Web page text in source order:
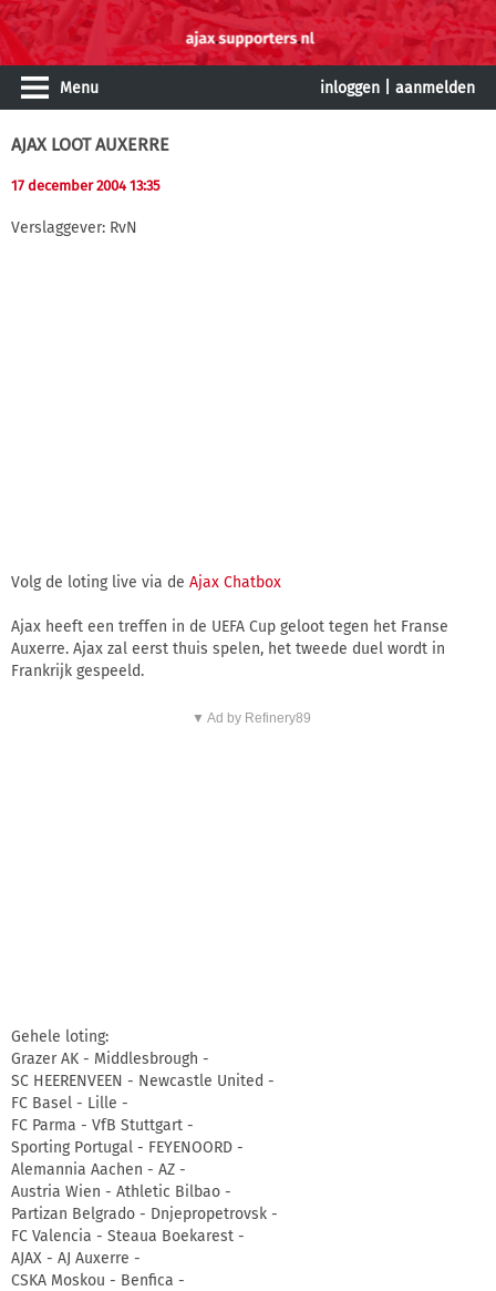
Menu inloggen aanmelden
AJAX LOOT AUXERRE
17 december 2004 13:35
Verslaggever: RvN
Volg de loting live via de Ajax Chatbox
Ajax heeft een treffen in de UEFA Cup geloot tegen het Franse
Auxerre. Ajax zal eerst thuis spelen, het tweede duel wordt in
Frankrijk gespeeld.
▼ Ad by Refinery89
Gehele loting:
Grazer AK - Middlesbrough -
SC HEERENVEEN - Newcastle United -
FC Basel - Lille -
FC Parma - VfB Stuttgart -
Sporting Portugal - FEYENOORD -
Alemannia Aachen - AZ -
Austria Wien - Athletic Bilbao -
Partizan Belgrado - Dnjepropetrovsk -
FC Valencia - Steaua Boekarest -
AJAX - AJ Auxerre -
CSKA Moskou - Benfica -